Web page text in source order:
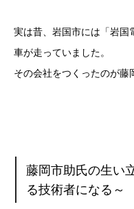
実は昔、岩国市には「岩国
車が走っていました。
その会社をつくったのが藤
藤岡市助氏の生い
る技術者になる～